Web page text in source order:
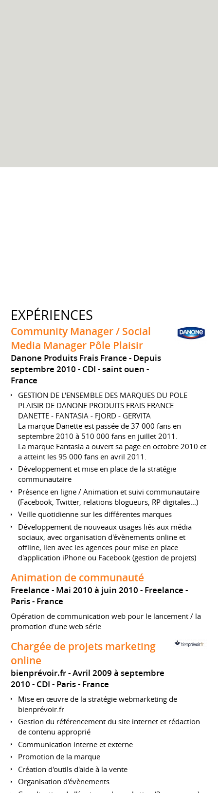
EXPÉRIENCES
Community Manager / Social
Media Manager Pôle Plaisir
Danone Produits Frais France
Depuis
septembre 2010 CDI
saint ouen
France
GESTION DE L'ENSEMBLE DES MARQUES DU POLE
PLAISIR DE DANONE PRODUITS FRAIS FRANCE
DANETTE - FANTASIA - FJORD - GERVITA
La marque Danette est passée de 37 000 fans en
septembre 2010 à 510 000 fans en juillet 2011.
La marque Fantasia a ouvert sa page en octobre 2010 et
a atteint les 95 000 fans en avril 2011.
Développement et mise en place de la stratégie
communautaire
Présence en ligne / Animation et suivi communautaire
(Facebook, Twitter, relations blogueurs, RP digitales...)
Veille quotidienne sur les différentes marques
Développement de nouveaux usages liés aux média
sociaux, avec organisation d'évènements online et
offline, lien avec les agences pour mise en place
d'application iPhone ou Facebook (gestion de projets)
Animation de communauté
Freelance Mai 2010 à juin 2010 Freelance
Paris
France
Opération de communication web pour le lancement / la
promotion d'une web série
Chargée de projets marketing
online
bienprévoir.fr
Avril 2009 à septembre
2010 CDI Paris France
Mise en œuvre de la stratégie webmarketing de
bienprévoir.fr
Gestion du référencement du site internet et rédaction
de contenu approprié
Communication interne et externe
Promotion de la marque
Création d'outils d'aide à la vente
Organisation d'évènements